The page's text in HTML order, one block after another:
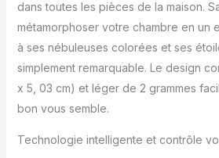
ajustez la luminosité, écoutez
répondez à vos besoins de
intelligent et partagez
famille. ✨【Bricolage, Effets
Les lampes de projection
effets de projection 3D
résolution d'image élevée et
agrandie et la lumière peut
dans toutes les pièces de la maison.
métamorphoser votre chambre en un
à ses nébuleuses colorées et ses
simplement remarquable. Le design
x 5, 03 cm) et léger de 2 grammes
bon vous semble.
Technologie intelligente et contrôle